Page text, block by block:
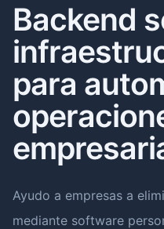
Backend
para
Ayudo a empresas a
mediante software